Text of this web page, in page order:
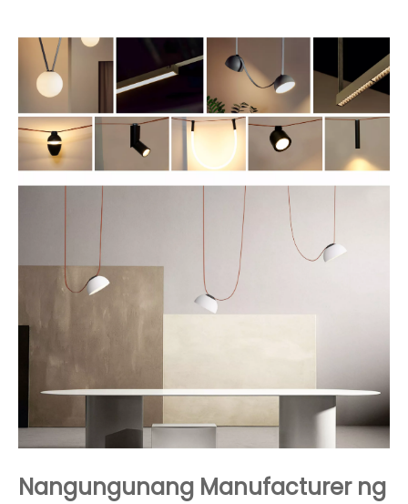
Nangungunang Manufacturer ng